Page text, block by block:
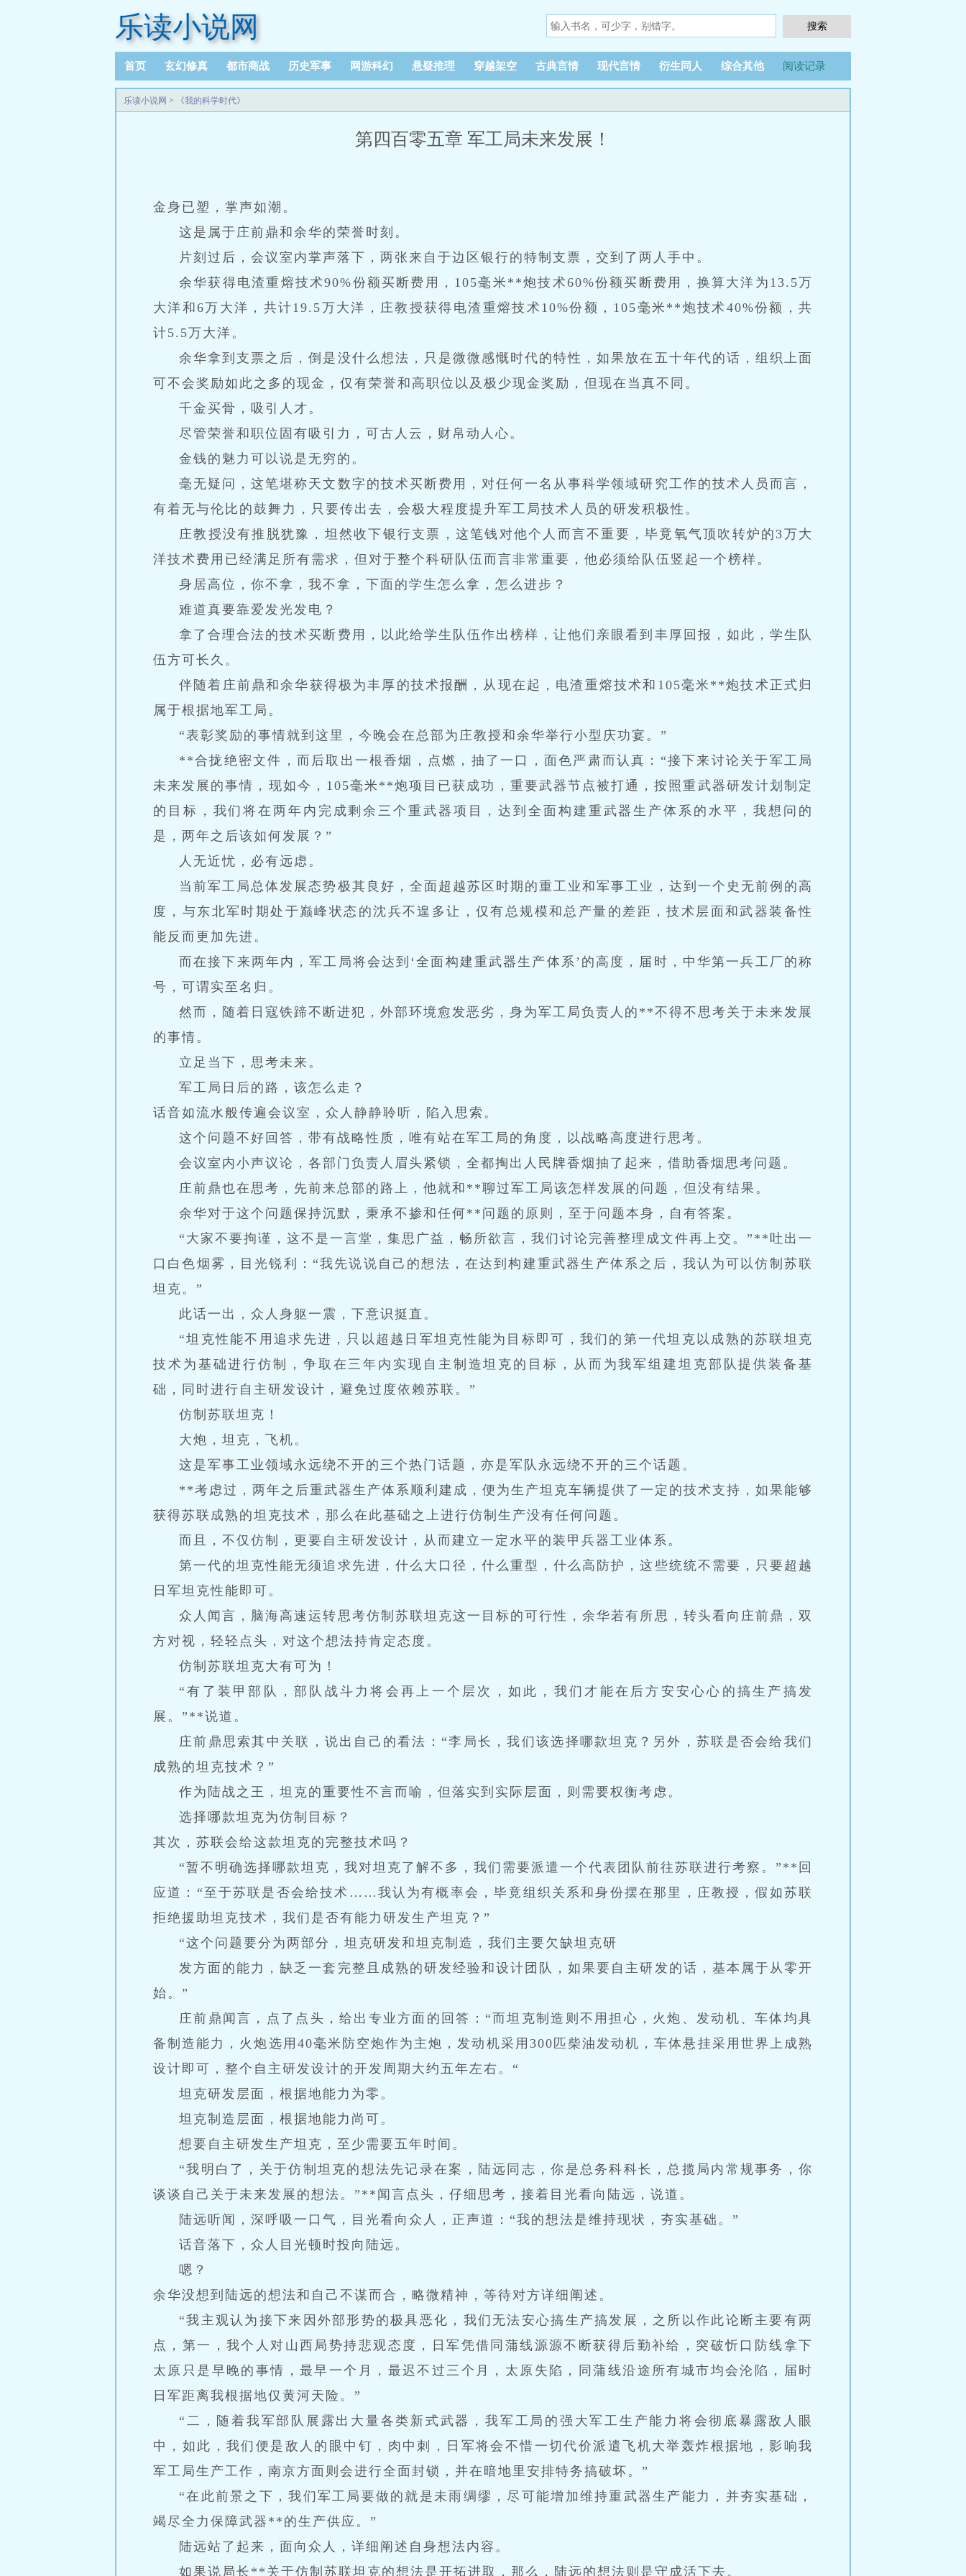
乐读小说网
首页 玄幻修真 都市商战 历史军事 网游科幻 悬疑推理 穿越架空 古典言情 现代言情 衍生同人 综合其他 阅读记录
乐读小说网 > 《我的科学时代》
第四百零五章 军工局未来发展！
金身已塑，掌声如潮。
这是属于庄前鼎和余华的荣誉时刻。
片刻过后，会议室内掌声落下，两张来自于边区银行的特制支票，交到了两人手中。
余华获得电渣重熔技术90%份额买断费用，105毫米**炮技术60%份额买断费用，换算大洋为13.5万
大洋和6万大洋，共计19.5万大洋，庄教授获得电渣重熔技术10%份额，105毫米**炮技术40%份额，共
计5.5万大洋。
余华拿到支票之后，倒是没什么想法，只是微微感慨时代的特性，如果放在五十年代的话，组织上面
可不会奖励如此之多的现金，仅有荣誉和高职位以及极少现金奖励，但现在当真不同。
千金买骨，吸引人才。
尽管荣誉和职位固有吸引力，可古人云，财帛动人心。
金钱的魅力可以说是无穷的。
毫无疑问，这笔堪称天文数字的技术买断费用，对任何一名从事科学领域研究工作的技术人员而言，
有着无与伦比的鼓舞力，只要传出去，会极大程度提升军工局技术人员的研发积极性。
庄教授没有推脱犹豫，坦然收下银行支票，这笔钱对他个人而言不重要，毕竟氧气顶吹转炉的3万大
洋技术费用已经满足所有需求，但对于整个科研队伍而言非常重要，他必须给队伍竖起一个榜样。
身居高位，你不拿，我不拿，下面的学生怎么拿，怎么进步？
难道真要靠爱发光发电？
拿了合理合法的技术买断费用，以此给学生队伍作出榜样，让他们亲眼看到丰厚回报，如此，学生队
伍方可长久。
伴随着庄前鼎和余华获得极为丰厚的技术报酬，从现在起，电渣重熔技术和105毫米**炮技术正式归
属于根据地军工局。
“表彰奖励的事情就到这里，今晚会在总部为庄教授和余华举行小型庆功宴。”
**合拢绝密文件，而后取出一根香烟，点燃，抽了一口，面色严肃而认真：“接下来讨论关于军工局
未来发展的事情，现如今，105毫米**炮项目已获成功，重要武器节点被打通，按照重武器研发计划制定
的目标，我们将在两年内完成剩余三个重武器项目，达到全面构建重武器生产体系的水平，我想问的
是，两年之后该如何发展？”
人无近忧，必有远虑。
当前军工局总体发展态势极其良好，全面超越苏区时期的重工业和军事工业，达到一个史无前例的高
度，与东北军时期处于巅峰状态的沈兵不遑多让，仅有总规模和总产量的差距，技术层面和武器装备性
能反而更加先进。
而在接下来两年内，军工局将会达到‘全面构建重武器生产体系’的高度，届时，中华第一兵工厂的称
号，可谓实至名归。
然而，随着日寇铁蹄不断进犯，外部环境愈发恶劣，身为军工局负责人的**不得不思考关于未来发展
的事情。
立足当下，思考未来。
军工局日后的路，该怎么走？
话音如流水般传遍会议室，众人静静聆听，陷入思索。
这个问题不好回答，带有战略性质，唯有站在军工局的角度，以战略高度进行思考。
会议室内小声议论，各部门负责人眉头紧锁，全都掏出人民牌香烟抽了起来，借助香烟思考问题。
庄前鼎也在思考，先前来总部的路上，他就和**聊过军工局该怎样发展的问题，但没有结果。
余华对于这个问题保持沉默，秉承不掺和任何**问题的原则，至于问题本身，自有答案。
“大家不要拘谨，这不是一言堂，集思广益，畅所欲言，我们讨论完善整理成文件再上交。”**吐出一
口白色烟雾，目光锐利：“我先说说自己的想法，在达到构建重武器生产体系之后，我认为可以仿制苏联
坦克。”
此话一出，众人身躯一震，下意识挺直。
“坦克性能不用追求先进，只以超越日军坦克性能为目标即可，我们的第一代坦克以成熟的苏联坦克
技术为基础进行仿制，争取在三年内实现自主制造坦克的目标，从而为我军组建坦克部队提供装备基
础，同时进行自主研发设计，避免过度依赖苏联。”
仿制苏联坦克！
大炮，坦克，飞机。
这是军事工业领域永远绕不开的三个热门话题，亦是军队永远绕不开的三个话题。
**考虑过，两年之后重武器生产体系顺利建成，便为生产坦克车辆提供了一定的技术支持，如果能够
获得苏联成熟的坦克技术，那么在此基础之上进行仿制生产没有任何问题。
而且，不仅仿制，更要自主研发设计，从而建立一定水平的装甲兵器工业体系。
第一代的坦克性能无须追求先进，什么大口径，什么重型，什么高防护，这些统统不需要，只要超越
日军坦克性能即可。
众人闻言，脑海高速运转思考仿制苏联坦克这一目标的可行性，余华若有所思，转头看向庄前鼎，双
方对视，轻轻点头，对这个想法持肯定态度。
仿制苏联坦克大有可为！
“有了装甲部队，部队战斗力将会再上一个层次，如此，我们才能在后方安安心心的搞生产搞发
展。”**说道。
庄前鼎思索其中关联，说出自己的看法：“李局长，我们该选择哪款坦克？另外，苏联是否会给我们
成熟的坦克技术？”
作为陆战之王，坦克的重要性不言而喻，但落实到实际层面，则需要权衡考虑。
选择哪款坦克为仿制目标？
其次，苏联会给这款坦克的完整技术吗？
“暂不明确选择哪款坦克，我对坦克了解不多，我们需要派遣一个代表团队前往苏联进行考察。”**回
应道：“至于苏联是否会给技术……我认为有概率会，毕竟组织关系和身份摆在那里，庄教授，假如苏联
拒绝援助坦克技术，我们是否有能力研发生产坦克？”
“这个问题要分为两部分，坦克研发和坦克制造，我们主要欠缺坦克研
发方面的能力，缺乏一套完整且成熟的研发经验和设计团队，如果要自主研发的话，基本属于从零开
始。”
庄前鼎闻言，点了点头，给出专业方面的回答：“而坦克制造则不用担心，火炮、发动机、车体均具
备制造能力，火炮选用40毫米防空炮作为主炮，发动机采用300匹柴油发动机，车体悬挂采用世界上成熟
设计即可，整个自主研发设计的开发周期大约五年左右。“
坦克研发层面，根据地能力为零。
坦克制造层面，根据地能力尚可。
想要自主研发生产坦克，至少需要五年时间。
“我明白了，关于仿制坦克的想法先记录在案，陆远同志，你是总务科科长，总揽局内常规事务，你
谈谈自己关于未来发展的想法。”**闻言点头，仔细思考，接着目光看向陆远，说道。
陆远听闻，深呼吸一口气，目光看向众人，正声道：“我的想法是维持现状，夯实基础。”
话音落下，众人目光顿时投向陆远。
嗯？
余华没想到陆远的想法和自己不谋而合，略微精神，等待对方详细阐述。
“我主观认为接下来因外部形势的极具恶化，我们无法安心搞生产搞发展，之所以作此论断主要有两
点，第一，我个人对山西局势持悲观态度，日军凭借同蒲线源源不断获得后勤补给，突破忻口防线拿下
太原只是早晚的事情，最早一个月，最迟不过三个月，太原失陷，同蒲线沿途所有城市均会沦陷，届时
日军距离我根据地仅黄河天险。”
“二，随着我军部队展露出大量各类新式武器，我军工局的强大军工生产能力将会彻底暴露敌人眼
中，如此，我们便是敌人的眼中钉，肉中刺，日军将会不惜一切代价派遣飞机大举轰炸根据地，影响我
军工局生产工作，南京方面则会进行全面封锁，并在暗地里安排特务搞破坏。”
“在此前景之下，我们军工局要做的就是未雨绸缪，尽可能增加维持重武器生产能力，并夯实基础，
竭尽全力保障武器**的生产供应。”
陆远站了起来，面向众人，详细阐述自身想法内容。
如果说局长**关于仿制苏联坦克的想法是开拓进取，那么，陆远的想法则是守成活下去。